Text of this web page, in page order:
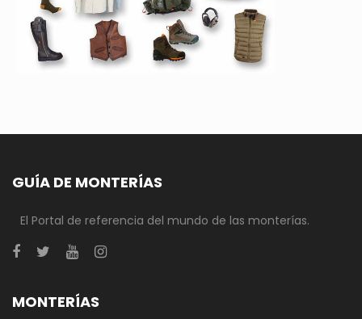
GUÍA DE MONTERÍAS
El Portal de referencia del mundo de las monterías.
MONTERÍAS